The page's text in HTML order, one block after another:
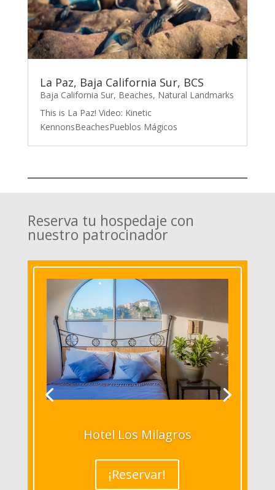
La Paz, Baja California Sur, BCS
Baja California Sur, Beaches, Natural Landmarks
This is La Paz! Video: Kinetic
KennonsBeachesPueblos Mágicos
Reserva tu hospedaje con
nuestro patrocinador
Hotel Los Milagros
¡Reservar!